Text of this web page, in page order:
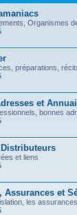
Organismes
préparations,
et
bonnes
et liens
Assurances et
les